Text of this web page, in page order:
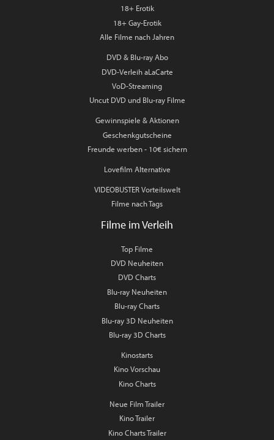
18+ Erotik
18+ Gay-Erotik
Alle Filme nach Jahren
DVD & Blu-ray Abo
DVD-Verleih aLaCarte
VoD-Streaming
Uncut DVD und Blu-ray Filme
Gewinnspiele & Aktionen
Geschenkgutscheine
Freunde werben - 10€ sichern
Lovefilm Alternative
VIDEOBUSTER Vorteilswelt
Filme nach Tags
Filme im Verleih
Top Filme
DVD Neuheiten
DVD Charts
Blu-ray Neuheiten
Blu-ray Charts
Blu-ray 3D Neuheiten
Blu-ray 3D Charts
Kinostarts
Kino Vorschau
Kino Charts
Neue Film Trailer
Kino Trailer
Kino Charts Trailer